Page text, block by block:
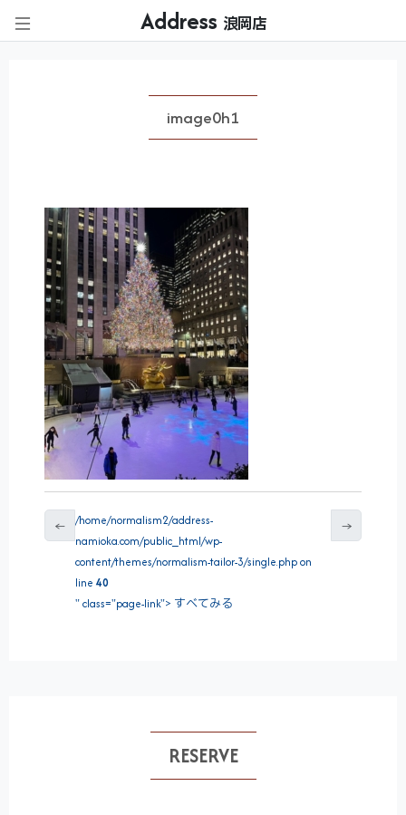
Address 浪岡店
image0h1
←
/home/normalism2/address-
namioka.com/public_html/wp-
content/themes/normalism-tailor-3/single.php on
line40
" class="page-link"> すべてみる
→
RESERVE